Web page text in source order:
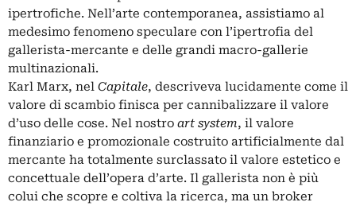
ipertrofiche. Nell’arte contemporanea, assistiamo al
medesimo fenomeno speculare con l’ipertrofia del
gallerista-mercante e delle grandi macro-gallerie
multinazionali.
Karl Marx, nel Capitale, descriveva lucidamente come il
valore di scambio finisca per cannibalizzare il valore
d’uso delle cose. Nel nostro art system, il valore
finanziario e promozionale costruito artificialmente dal
mercante ha totalmente surclassato il valore estetico e
concettuale dell’opera d’arte. Il gallerista non è più
colui che scopre e coltiva la ricerca, ma un broker